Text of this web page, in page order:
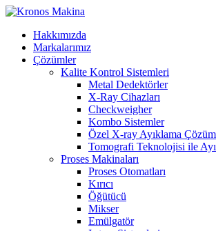
Hakkımızda
Markalarımız
Çözümler
Kalite Kontrol Sistemleri
Metal Dedektörler
X-Ray Cihazları
Checkweigher
Kombo Sistemler
Özel X-ray Ayıklama
Tomografi Teknolojisi ile
Proses Makinaları
Proses Otomatları
Kırıcı
Öğütücü
Mikser
Emülgatör